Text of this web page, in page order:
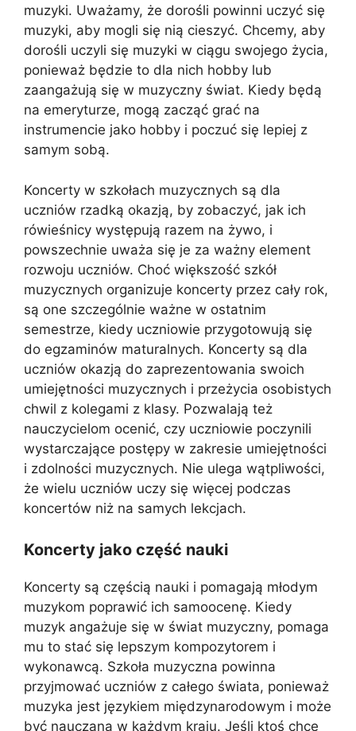
muzyki. Uważamy, że dorośli powinni uczyć się
muzyki, aby mogli się nią cieszyć. Chcemy, aby
dorośli uczyli się muzyki w ciągu swojego życia,
ponieważ będzie to dla nich hobby lub
zaangażują się w muzyczny świat. Kiedy będą
na emeryturze, mogą zacząć grać na
instrumencie jako hobby i poczuć się lepiej z
samym sobą.
Koncerty w szkołach muzycznych są dla
uczniów rzadką okazją, by zobaczyć, jak ich
rówieśnicy występują razem na żywo, i
powszechnie uważa się je za ważny element
rozwoju uczniów. Choć większość szkół
muzycznych organizuje koncerty przez cały rok,
są one szczególnie ważne w ostatnim
semestrze, kiedy uczniowie przygotowują się
do egzaminów maturalnych. Koncerty są dla
uczniów okazją do zaprezentowania swoich
umiejętności muzycznych i przeżycia osobistych
chwil z kolegami z klasy. Pozwalają też
nauczycielom ocenić, czy uczniowie poczynili
wystarczające postępy w zakresie umiejętności
i zdolności muzycznych. Nie ulega wątpliwości,
że wielu uczniów uczy się więcej podczas
koncertów niż na samych lekcjach.
Koncerty jako część nauki
Koncerty są częścią nauki i pomagają młodym
muzykom poprawić ich samoocenę. Kiedy
muzyk angażuje się w świat muzyczny, pomaga
mu to stać się lepszym kompozytorem i
wykonawcą. Szkoła muzyczna powinna
przyjmować uczniów z całego świata, ponieważ
muzyka jest językiem międzynarodowym i może
być nauczana w każdym kraju. Jeśli ktoś chce